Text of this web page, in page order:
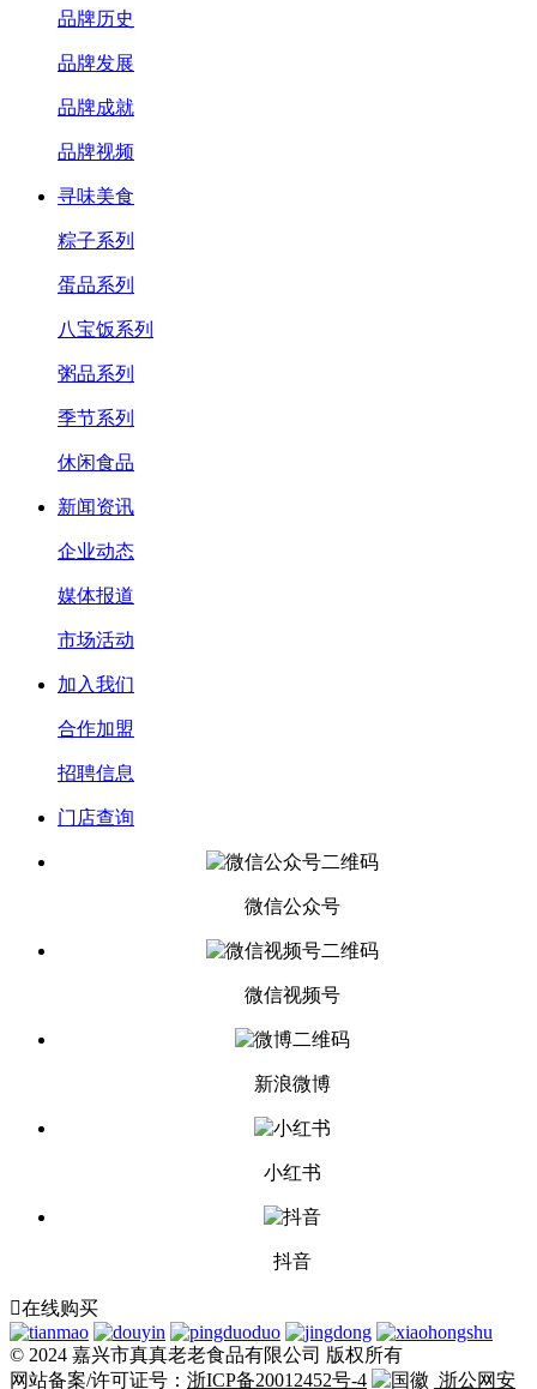
品牌历史
品牌发展
品牌成就
品牌视频
寻味美食
粽子系列
蛋品系列
八宝饭系列
粥品系列
季节系列
休闲食品
新闻资讯
企业动态
媒体报道
市场活动
加入我们
合作加盟
招聘信息
门店查询
微信公众号
微信视频号
新浪微博
小红书
抖音
在线购买
© 2024 嘉兴市真真老老食品有限公司 版权所有
网站备案/许可证号： 浙ICP备20012452号-4 浙公网安